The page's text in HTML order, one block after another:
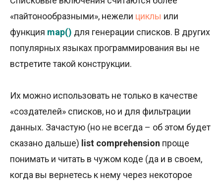
«пайтонообразными», нежели циклы или
функция map() для генерации списков. В других
популярных языках программирования вы не
встретите такой конструкции.
Их можно использовать не только в качестве
«создателей» списков, но и для фильтрации
данных. Зачастую (но не всегда – об этом будет
сказано дальше) list comprehension проще
понимать и читать в чужом коде (да и в своем,
когда вы вернетесь к нему через некоторое